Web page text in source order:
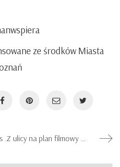
ze środków Miasta
Warsztaty Masterclass z Peterem Bialobrzeskim :: Formy przestrzeni